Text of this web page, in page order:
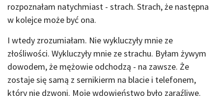
rozpoznałam natychmiast - strach. Strach, że następna
w kolejce może być ona.
I wtedy zrozumiałam. Nie wykluczyły mnie ze
złośliwości. Wykluczyły mnie ze strachu. Byłam żywym
dowodem, że mężowie odchodzą - na zawsze. Że
zostaje się samą z sernikierm na blacie i telefonem,
który nie dzwoni. Moje wdowieństwo było zaraźliwe.